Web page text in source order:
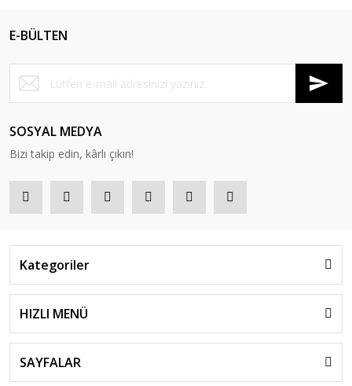
E-BÜLTEN
SOSYAL MEDYA
Bizi takip edin, kârlı çıkın!
Kategoriler
HIZLI MENÜ
SAYFALAR